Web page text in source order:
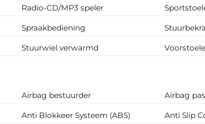
Radio-CD/MP3 speler
Spraakbediening
Stuurwiel verwarmd
Airbag bestuurder Airbag
Anti Blokkeer Systeem (ABS) Anti Slip